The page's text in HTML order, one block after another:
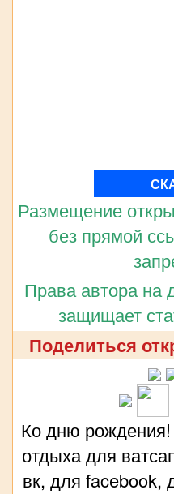
Размещение
без прямой
Права автора на
защищает
Поделиться
Ко дню
отдыха для
вк, для facebook,